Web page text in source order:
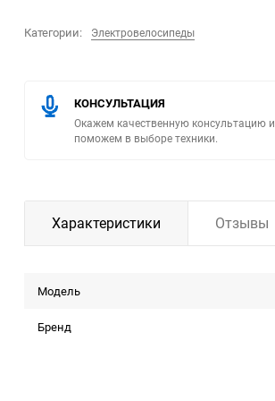
Помпы
инструмент
Плитка
Компрессоры
Измерительный
инструмент
Категории: Электровелосипеды
КОНСУЛЬТАЦИЯ
Окажем качественную консультацию и
поможем в выборе техники.
Характеристики Отзывы
Модель
Бренд